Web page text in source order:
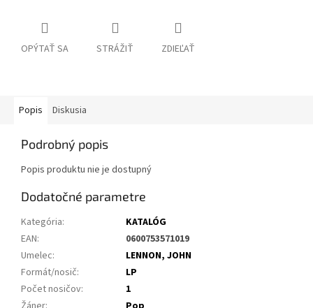
OPÝTAŤ SA STRÁŽIŤ ZDIEĽAŤ
Popis Diskusia
Podrobný popis
Popis produktu nie je dostupný
Dodatočné parametre
Kategória:
KATALÓG
EAN:
0600753571019
Umelec:
LENNON, JOHN
Formát/nosič:
LP
Počet nosičov:
1